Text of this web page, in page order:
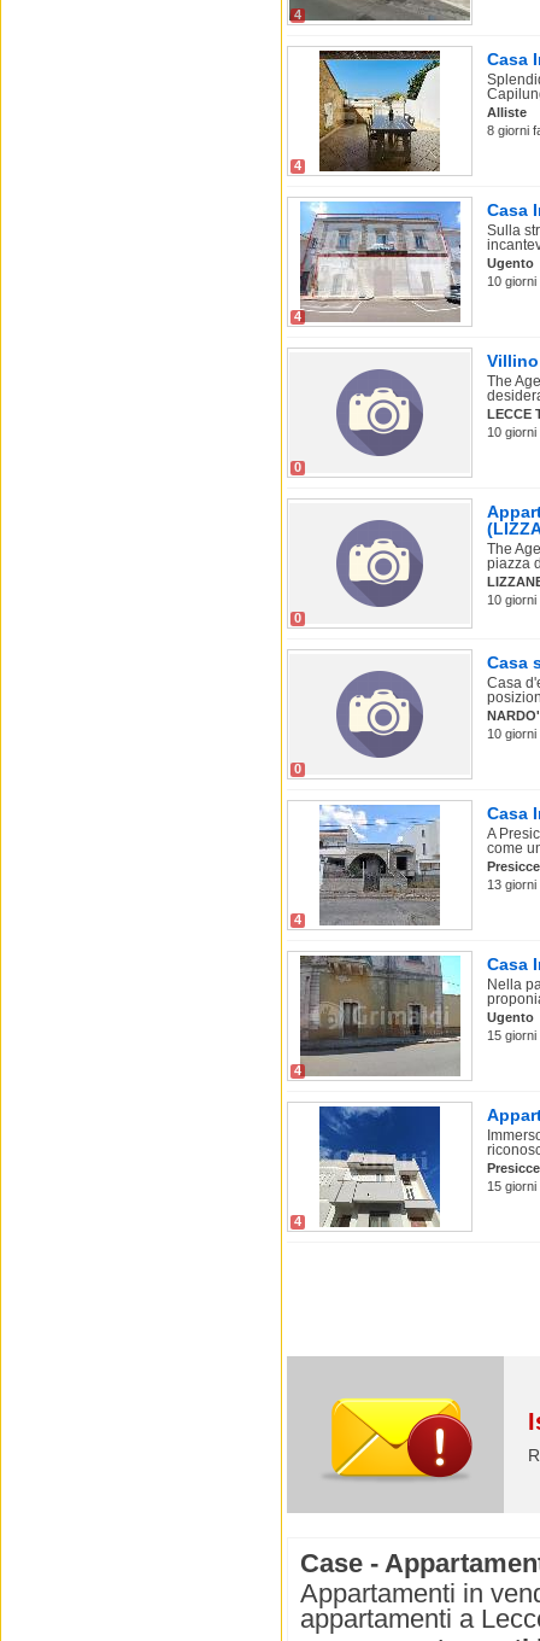
4
4
Casa
Alliste
8 giorni
4
Casa
Sulla
Ugento
10
0
Villino
The
LECCE
10
0
The
piazza
10
0
Casa
Casa
10
4
Casa
A
come
13
4
Casa
Nella
Ugento
15
4
15
Case -
Appartamenti in
appartamenti a